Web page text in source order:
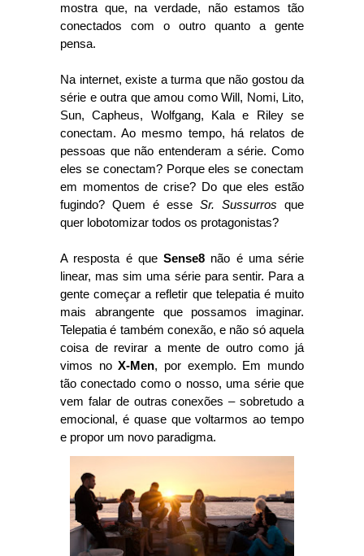
mostra que, na verdade, não estamos tão
conectados com o outro quanto a gente
pensa.
Na internet, existe a turma que não gostou da
série e outra que amou como Will, Nomi, Lito,
Sun, Capheus, Wolfgang, Kala e Riley se
conectam. Ao mesmo tempo, há relatos de
pessoas que não entenderam a série. Como
eles se conectam? Porque eles se conectam
em momentos de crise? Do que eles estão
fugindo? Quem é esse Sr. Sussurros que
quer lobotomizar todos os protagonistas?
A resposta é que Sense8 não é uma série
linear, mas sim uma série para sentir. Para a
gente começar a refletir que telepatia é muito
mais abrangente que possamos imaginar.
Telepatia é também conexão, e não só aquela
coisa de revirar a mente de outro como já
vimos noX-Men, por exemplo. Em mundo
tão conectado como o nosso, uma série que
vem falar de outras conexões – sobretudo a
emocional, é quase que voltarmos ao tempo
e propor um novo paradigma.